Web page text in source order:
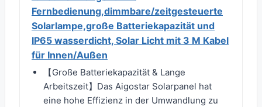
Fernbedienung,dimmbare/zeitgesteuerte
Solarlampe,große Batteriekapazität und
IP65 wasserdicht, Solar Licht mit 3 M Kabel
für Innen/Außen
【Große Batteriekapazität & Lange
Arbeitszeit】Das Aigostar Solarpanel hat
eine hohe Effizienz in der Umwandlung zu